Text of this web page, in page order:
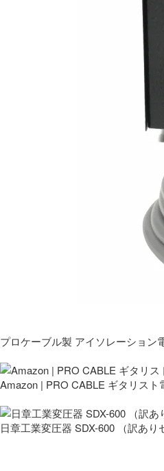
プロケーブル製 アイソレーション
Amazon | PRO CABLE ギタリス
日章工業変圧器 SDX-600 （訳あ